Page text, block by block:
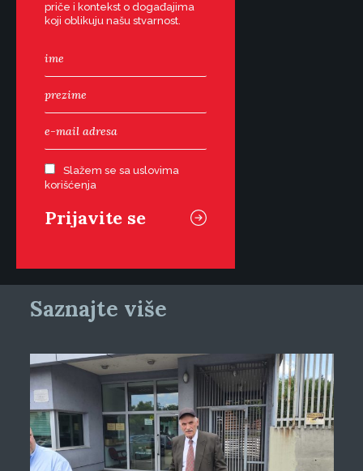
priče i kontekst o događajima
koji oblikuju našu stvarnost.
Slažem se sa uslovima
korišćenja
Saznajte više